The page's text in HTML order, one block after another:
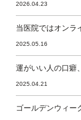
2026.04.23
当医院ではオンラ
2025.05.16
運がいい人の口
2025.04.21
ゴールデンウィー